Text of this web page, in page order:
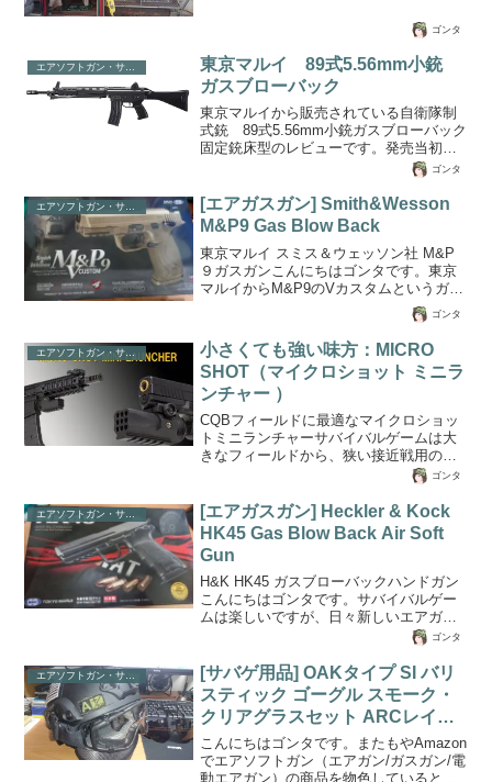
らしいタイトルの商品です。この商品は
エアソフトガン（エアガン）やガスガ
ン、電動エアガンなどの...
晴らしになってまぁそれなりでした。向
こうで滞在中に2件のミリカジ屋さん（ホ
ントはもう一件、いは軍というところが
有ったけど年末年始おやすみでした。）
に行って来ましたので1件ずつレポートし
ます。まず1件目。沖縄那覇市の国際通り
にある沖縄ミリカジ(ミリタリーショップ)
です。〒900-0014 沖縄県那覇市松尾１丁
目３−１１国際通りで壁にピンク色の巨大
ゴンタ
エアソフトガン・サバイバルゲーム
東京マルイ 89式5.56mm小銃
ガスブローバック
東京マルイから販売されている自衛隊制
式銃 89式5.56mm小銃ガスブローバック
固定銃床型のレビューです。発売当初は
人気殺到、予約者が多すぎて商品発送が
間に合わないなど、いろいろとお騒がせ
した久々のヒット商品。※エアソフトガ
ン（エアガン/ガスガン/電動エアガ
ン）”89式小銃って？”64式小銃の後継モ
デルとして開発された小銃で豊和工業が
製造し、その名の通り1989年に正式化さ
れました。64式は7.62mmだが、89式は
5.56mmであり、射撃反動も低下すること
ができ重量も800gほど軽量化できたおか
げで銃弾...
ゴンタ
エアソフトガン・サバイバルゲーム
[エアガスガン] Smith&Wesson
M&P9 Gas Blow Back
東京マルイ スミス＆ウェッソン社 M&P
９ガスガンこんにちはゴンタです。東京
マルイからM&P9のVカスタムというガス
ガン（エアガン/エアソフトガン）が販売
Smith&Wesson M&P9 Gas Blow Backガ
スガンは数多くありますが、適度な大き
さと安定したハンドリングはこのハンド
ガンがお勧めです。軍・警察採用を目的
に開発この拳銃は軍や警察での法執行機
関での採用を目的に開発されポリマーフ
レーム設計された軽量かつハンドリング
安定性を重視したモデルです。2005年
ゴンタ
小さくても強い味方：MICRO
SHOT（マイクロショット ミニラ
ンチャー ）
CQBフィールドに最適なマイクロショッ
トミニランチャーサバイバルゲームは大
きなフィールドから、狭い接近戦用のフ
ィールまで大小さまざまですが、特に接
Quarters Combat：近接格闘なのでちょい
と違いますので注意）エリアの早期クリ
アはチームの勝利を左右します。そんな
中でＣＱＢ（Close Quarters Battle）に近
いエリアで、相手チームのメンバーが潜
伏する空間を制圧するには素早さが必要
となっていますが、そういう場面で勇敢
かつ最速で制圧するのはやはりショッ...
ゴンタ
[エアガスガン] Heckler & Kock
HK45 Gas Blow Back Air Soft
Gun
H&K HK45 ガスブローバックハンドガン
こんにちはゴンタです。サバイバルゲー
ムは楽しいですが、日々新しいエアガン
（エアソフトガン）が発表されています
むブローバック・・ 良いですね！そん
なガスハンドガンに東京マルイから
Heckler & Kock HK45 Gas Blow Back Air
Soft Gunが販売されました。ヘッケラー
＆コッホ社が2006年に軍用で開発しその
後、民間向けに開発されたハンドガンは
MK23をベースに5万発以上の発砲に耐え
ゴンタ
[サバゲ用品] OAKタイプ SI バリ
スティック ゴーグル スモーク・
クリアグラスセット ARCレイル
タイプ ブラック
こんにちはゴンタです。またもやAmazon
でエアソフトガン（エアガン/ガスガン/電
動エアガン）の商品を物色していると、